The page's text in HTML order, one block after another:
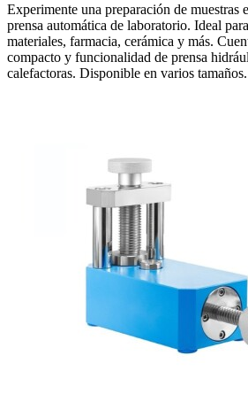
Experimente una preparación de muestras
prensa automática de laboratorio. Ideal
materiales, farmacia, cerámica y más.
compacto y funcionalidad de prensa
calefactoras. Disponible en varios tamaños.